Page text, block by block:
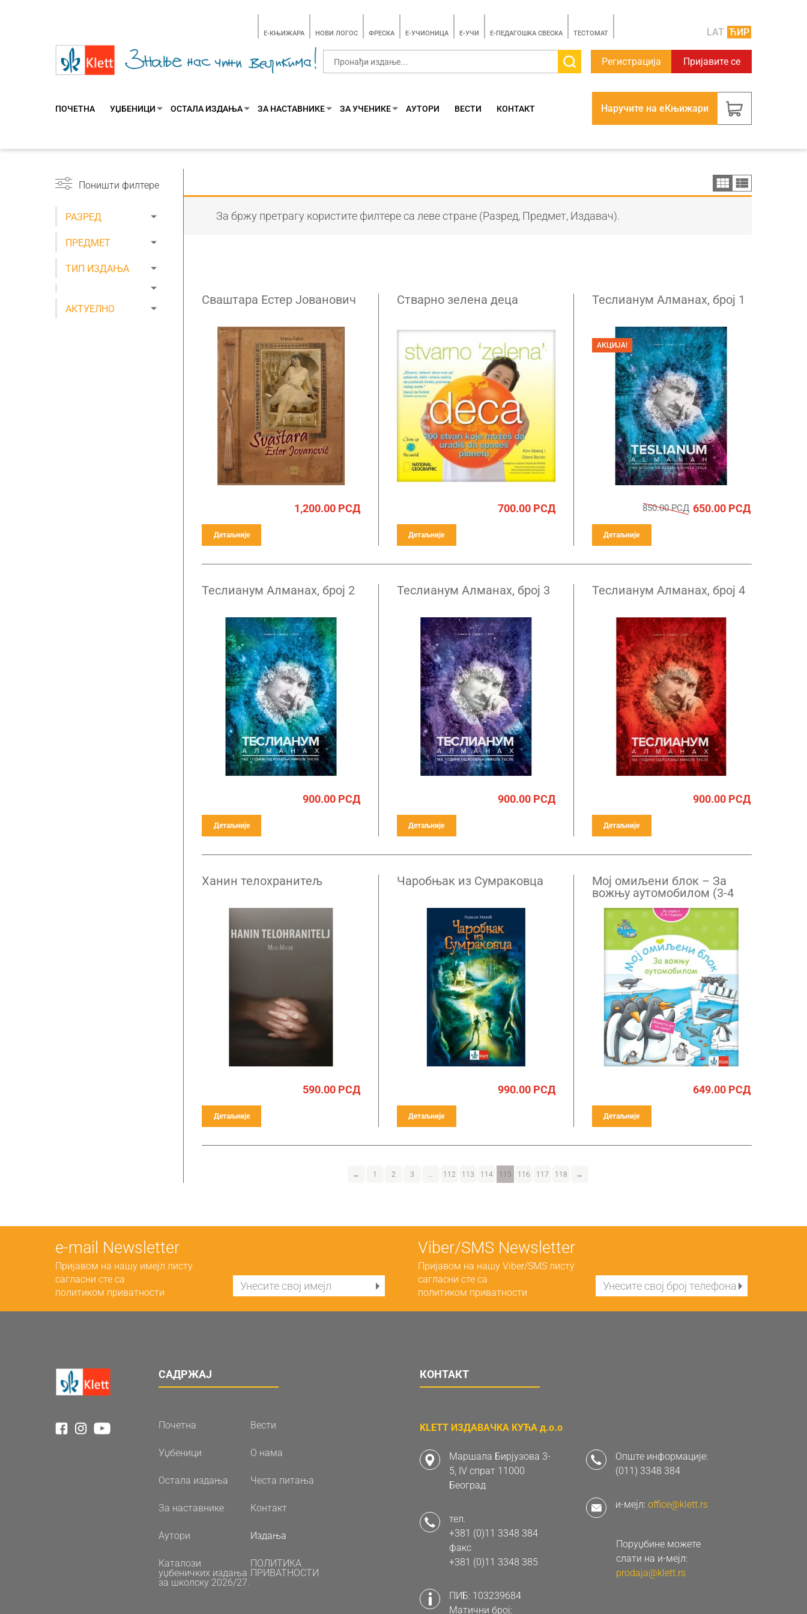
E-КЊИЖАРА НОВИ ЛОГОС ФРЕСКА E-УЧИОНИЦА E-УЧИ Е-ПЕДАГОШКА СВЕСКА TЕСТОМАТ LAT ЋИР
Регистрација Пријавите се
ПОЧЕТНА УЏБЕНИЦИ ОСТАЛА ИЗДАЊА ЗА НАСТАВНИКЕ ЗА УЧЕНИКЕ АУТОРИ ВЕСТИ КОНТАКТ Наручите на еКњижари
Поништи филтере
РАЗРЕД
ПРЕДМЕТ
ТИП ИЗДАЊА
АКТУЕЛНО
За бржу претрагу користите филтере са леве стране (Разред, Предмет, Издавач).
Сваштара Естер Јованович
1,200.00РСД
Детаљније
Стварно зелена деца
700.00РСД
Детаљније
АКЦИЈА!
Теслианум Алманах, број 1
850.00РСД 650.00РСД
Детаљније
Теслианум Алманах, број 2
900.00РСД
Детаљније
Теслианум Алманах, број 3
900.00РСД
Детаљније
Теслианум Алманах, број 4
900.00РСД
Детаљније
Ханин телохранитељ
590.00РСД
Детаљније
Чаробњак из Сумраковца
990.00РСД
Детаљније
Mој омиљени блок – За
вожњу аутомобилом (3-4
године)
649.00РСД
Детаљније
← 1 2 3 … 112 113 114 115 116 117 118 →
е-mail Newsletter
Пријавом на нашу имејл листу
сагласни сте са
политиком приватности
Viber/SMS Newsletter
Пријавом на нашу Viber/SMS листу
сагласни сте са
политиком приватности
САДРЖАЈ
Почетна Вести
Уџбеници О нама
Остала издања Честа питања
За наставнике Контакт
Аутори Издања
Каталози
уџбеничких издања
за школску 2026/27.
ПОЛИТИКА
ПРИВАТНОСТИ
КОНТАКТ
KLETT ИЗДАВАЧКА КУЋА д.о.о
Маршала Бирјузова 3-
5, IV спрат 11000
Београд
тел.
+381 (0)11 3348 384
факс
+381 (0)11 3348 385
ПИБ: 103239684
Матични број:
Опште информације:
(011) 3348 384
и-мејл: office@klett.rs
Поруџбине можете
слати на и-мејл:
prodaja@klett.rs